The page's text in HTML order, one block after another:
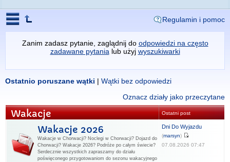
Regulamin i pomoc
Zanim zadasz pytanie, zaglądnij do odpowiedzi na często
zadawane pytania lub użyj wyszukiwarki
Ostatnio poruszane wątki | Wątki bez odpowiedzi
Oznacz działy jako przeczytane
Wakacje Ostatni post
Wakacje 2026
Wakacje w Chorwacji? Noclegi w Chorwacji? Dojazd do
Chorwacji? Wakacje 2026? Podróże po całym świecie?
Serdecznie wszystkich zapraszamy do działu
poświęconego przygotowaniom do sezonu wakacyjnego
Dni Do Wyjazdu
(marsyn)
07.08.2026 07:47